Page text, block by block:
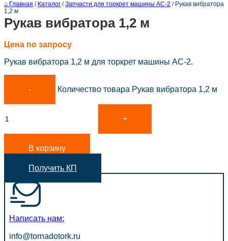
⌂ Главная / Каталог /Запчасти для торкрет машины АС-2 / Рукав вибратора
1,2 м
Рукав вибратора 1,2 м
Цена по запросу
Рукав вибратора 1,2 м для торкрет машины АС-2.
Количество товара Рукав вибратора 1,2 м
В корзину
Получить КП
Написать нам:
info@tornadotork.ru